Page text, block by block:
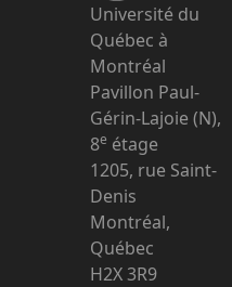
Université du
Québec à
Montréal
Pavillon Paul-
Gérin-Lajoie (N),
8e étage
1205, rue Saint-
Denis
Montréal,
Québec
H2X 3R9